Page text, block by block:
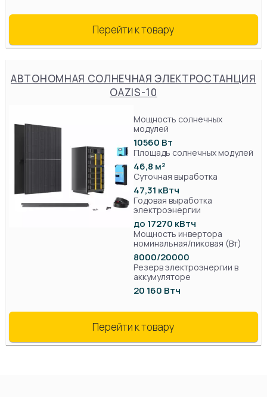
Перейти к товару
АВТОНОМНАЯ СОЛНЕЧНАЯ ЭЛЕКТРОСТАНЦИЯ
OAZIS-10
Мощность солнечных
модулей
10560 Вт
Площадь солнечных модулей
46,8 м²
Суточная выработка
47,31 кВтч
Годовая выработка
электроэнергии
до 17270 кВтч
Мощность инвертора
номинальная/пиковая (Вт)
8000/20000
Резерв электроэнергии в
аккумуляторе
20 160 Втч
Перейти к товару